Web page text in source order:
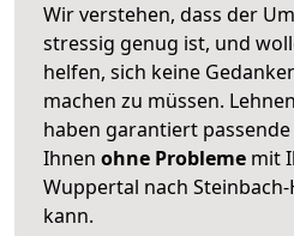
Wir verstehen, dass der
stressig genug ist, und
helfen, sich keine
machen zu müssen.
haben garantiert
Ihnen ohne Probleme mit
Wuppertal nach
kann.